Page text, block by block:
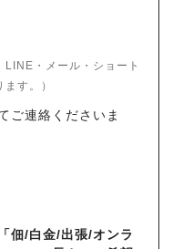
LINE・メール・ショート
す。）
ご連絡くださいま
佃/白金/出張/オンラ